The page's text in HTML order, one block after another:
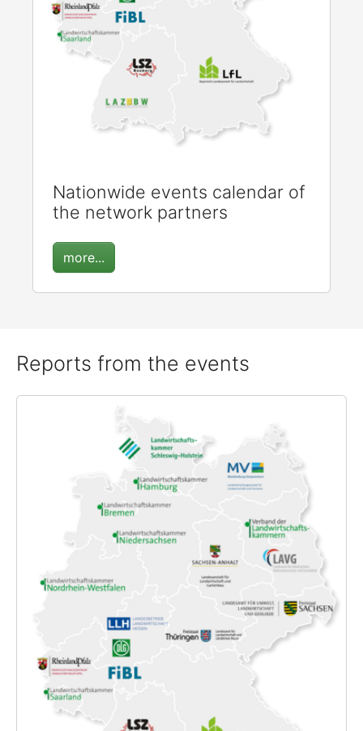
Nationwide events calendar of
the network partners
more...
Reports from the events